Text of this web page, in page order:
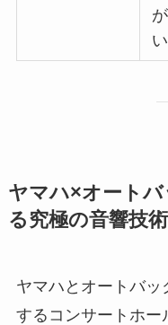
い
ヤマハ×オート
る究極の音響技術
ヤマハとオートバ
するコンサートホー